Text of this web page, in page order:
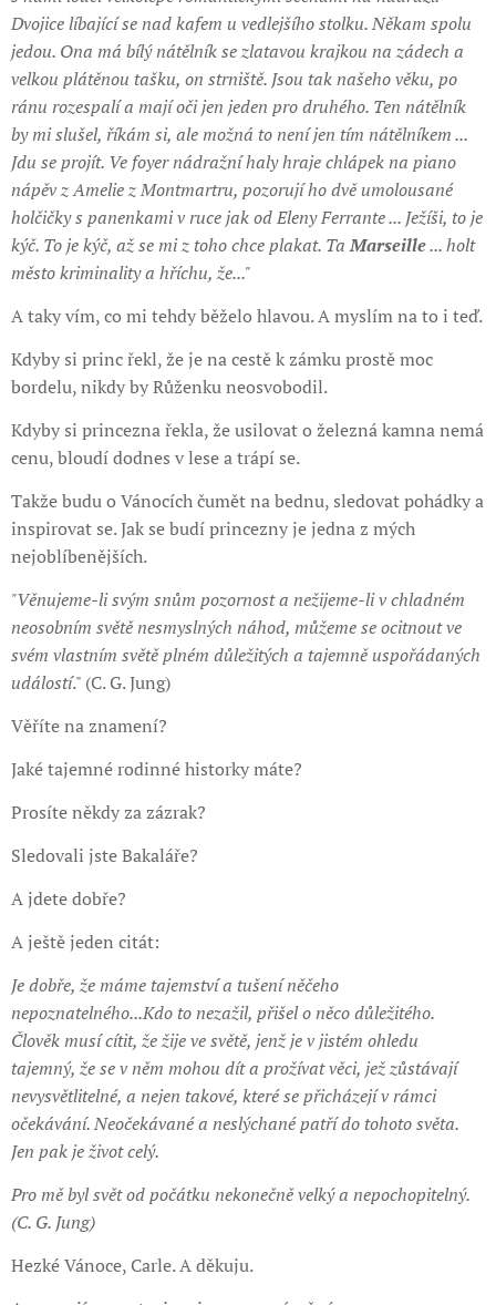
Dvojice líbající se nad kafem u vedlejšího stolku. Někam spolu
jedou. Ona má bílý nátělník se zlatavou krajkou na zádech a
velkou plátěnou tašku, on strniště. Jsou tak našeho věku, po
ránu rozespalí a mají oči jen jeden pro druhého. Ten nátělník
by mi slušel, říkám si, ale možná to není jen tím nátělníkem ...
Jdu se projít. Ve foyer nádražní haly hraje chlápek na piano
nápěv z Amelie z Montmartru, pozorují ho dvě umolousané
holčičky s panenkami v ruce jak od Eleny Ferrante ... Ježíši, to je
kýč. To je kýč, až se mi z toho chce plakat. TaMarseille... holt
město kriminality a hříchu, že..."
A taky vím, co mi tehdy běželo hlavou. A myslím na to i teď.
Kdyby si princ řekl, že je na cestě k zámku prostě moc
bordelu, nikdy by Růženku neosvobodil.
Kdyby si princezna řekla, že usilovat o železná kamna nemá
cenu, bloudí dodnes v lese a trápí se.
Takže budu o Vánocích čumět na bednu, sledovat pohádky a
inspirovat se. Jak se budí princezny je jedna z mých
nejoblíbenějších.
"Věnujeme-li svým snům pozornost a nežijeme-li v chladném
neosobním světě nesmyslných náhod, můžeme se ocitnout ve
svém vlastním světě plném důležitých a tajemně uspořádaných
událostí." (C. G. Jung)
Věříte na znamení?
Jaké tajemné rodinné historky máte?
Prosíte někdy za zázrak?
Sledovali jste Bakaláře?
A jdete dobře?
A ještě jeden citát:
Je dobře, že máme tajemství a tušení něčeho
nepoznatelného...Kdo to nezažil, přišel o něco důležitého.
Člověk musí cítit, že žije ve světě, jenž je v jistém ohledu
tajemný, že se v něm mohou dít a prožívat věci, jež zůstávají
nevysvětlitelné, a nejen takové, které se přicházejí v rámci
očekávání. Neočekávané a neslýchané patří do tohoto světa.
Jen pak je život celý.
Pro mě byl svět od počátku nekonečně velký a nepochopitelný.
(C. G. Jung)
Hezké Vánoce, Carle. A děkuju.